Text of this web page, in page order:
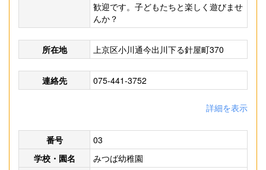
歓迎です。子どもたちと楽しく遊びませ
んか？
所在地 上京区小川通今出川下る針屋町370
連絡先 075-441-3752
詳細を表示
番号
03
学校・園名
みつば幼稚園